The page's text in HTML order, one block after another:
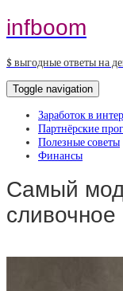
infboom
$ выгодные ответы на
Toggle navigation
Заработок в
Партнёрские
Полезные советы
Финансы
Самый